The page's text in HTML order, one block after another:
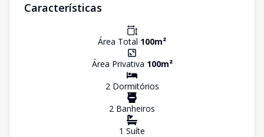
Características
Área Total 100m²
Área Privativa 100m²
2Dormitórios
2 Banheiros
1 Suíte